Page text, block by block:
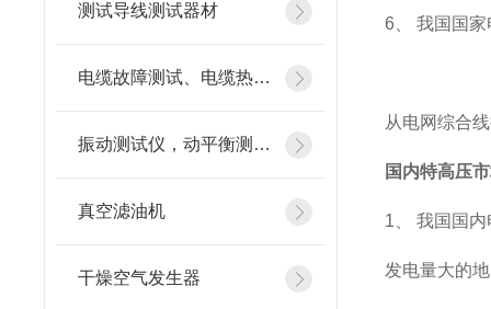
测试导线测试器材
电缆故障测试、电缆热补机
振动测试仪，动平衡测试仪
真空滤油机
干燥空气发生器
6、 我国国
从电网综合
国内特高压
1、 我国国
发电量大的